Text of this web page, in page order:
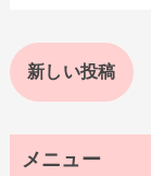
新しい投稿
メニュー